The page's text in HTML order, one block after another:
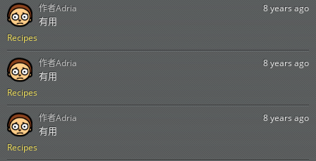
Recipes
8 years ago
有用
作者Adria
Recipes
8 years ago
有用
作者Adria
Recipes
8 years ago
有用
作者Adria